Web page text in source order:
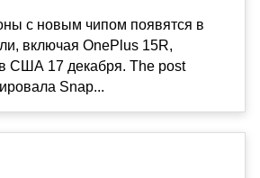
с новым чипом появятся в
включая OnePlus 15R,
США 17 декабря. The post
Snap...